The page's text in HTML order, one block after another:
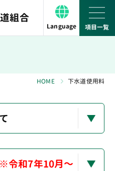
Language
HOME 下水道使用料
※令和7年10月～